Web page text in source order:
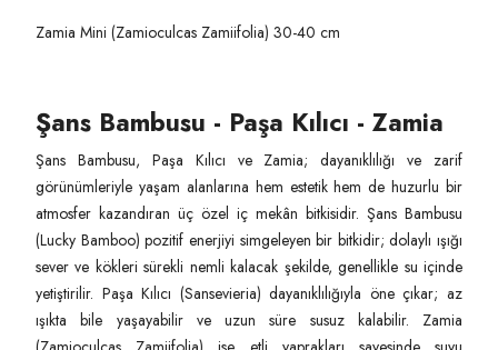
Zamia Mini (Zamioculcas Zamiifolia) 30-40 cm
Şans Bambusu - Paşa Kılıcı - Zamia
Şans Bambusu, Paşa Kılıcı ve Zamia; dayanıklılığı ve zarif
görünümleriyle yaşam alanlarına hem estetik hem de huzurlu bir
atmosfer kazandıran üç özel iç mekân bitkisidir. Şans Bambusu
(Lucky Bamboo) pozitif enerjiyi simgeleyen bir bitkidir; dolaylı ışığı
sever ve kökleri sürekli nemli kalacak şekilde, genellikle su içinde
yetiştirilir. Paşa Kılıcı (Sansevieria) dayanıklılığıyla öne çıkar; az
ışıkta bile yaşayabilir ve uzun süre susuz kalabilir. Zamia